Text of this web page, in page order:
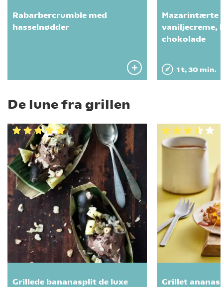
Rabarbercrumble med
hasselnødder
Mazarintærte
vaniljecreme,
chokolade
1 t, 30 min.
De lune fra grillen
Grillede bananasplit de luxe
Grillet ananas